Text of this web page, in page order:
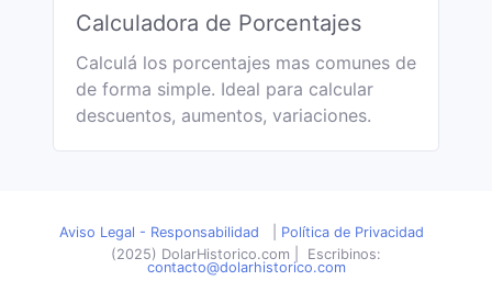
Calculadora de Porcentajes
Calculá los porcentajes mas comunes de
de forma simple. Ideal para calcular
descuentos, aumentos, variaciones.
Aviso Legal - Responsabilidad
Política de Privacidad
(2025) DolarHistorico.com
Escribinos:
contacto@dolarhistorico.com